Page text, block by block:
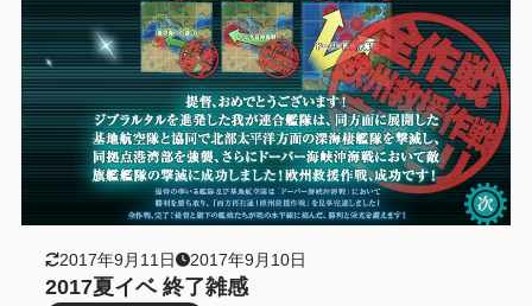
2017年9月11日 2017年9月10日
2017夏イベ 終了雑感